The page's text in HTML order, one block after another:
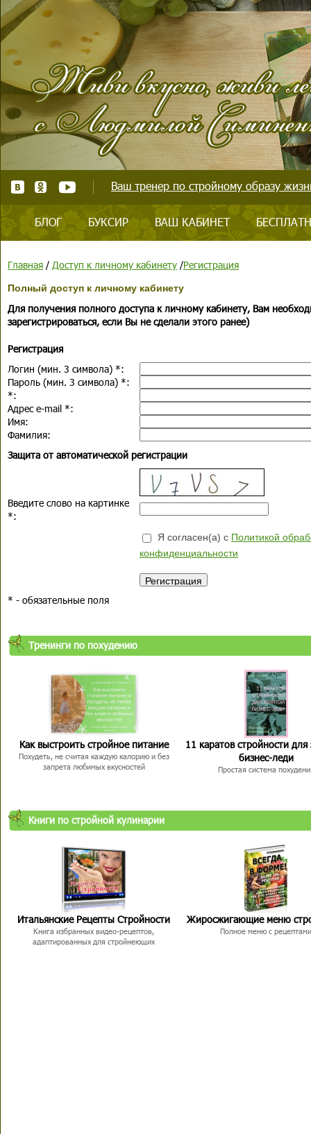
Ваш тренер по стройному образу
БЛОГ БУКСИР ВАШ КАБИНЕТ
Главная / Доступ к личному кабинету /Регистрация
Полный доступ к личному кабинету
Для получения полного доступа к личному кабинету, Вам
зарегистрироваться, если Вы не сделали этого ранее)
Регистрация
Логин (мин. 3 символа) *:
Пароль (мин. 3 символа) *:
*:
Адрес e-mail *:
Имя:
Фамилия:
Защита от автоматической регистрации
Введите слово на картинке
*:
Я согласен(а) с Политикой
конфиденциальности
* - обязательные поля
Тренинги по похудению
Как выстроить стройное питание
Похудеть, не считая каждую калорию и без
запрета любимых вкусностей
11 каратов стройности для
бизнес-леди
Простая система
Книги по стройной кулинарии
Итальянские Рецепты Стройности
Книга избранных видео-рецептов,
адаптированных для стройнеющих
Жиросжигающие меню
Полное меню с рецептами